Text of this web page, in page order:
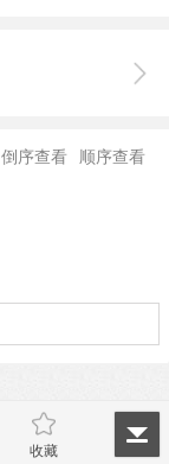
顺序查看
倒序查看
收藏